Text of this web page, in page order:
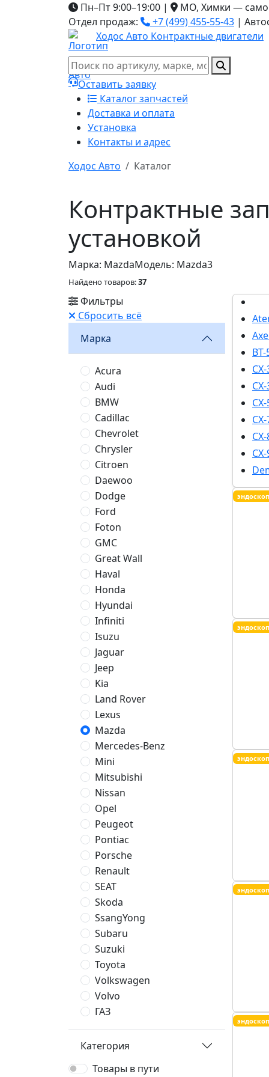
Пн–Пт 9:00–19:00 |
МО, Химки —
Отдел продаж:
+7 (499) 455-55-43 |
Ходос Авто Контрактные двигатели
Оставить заявку
Каталог запчастей
Доставка и оплата
Установка
Контакты и адрес
Ходос Авто
Каталог
Контрактные
установкой
Марка: MazdaМодель: Mazda3
Найдено товаров:37
Фильтры
Сбросить всё
Марка
Acura
Audi
BMW
Cadillac
Chevrolet
Chrysler
Citroen
Daewoo
Dodge
Ford
Foton
GMC
Great Wall
Haval
Honda
Hyundai
Infiniti
Isuzu
Jaguar
Jeep
Kia
Land Rover
Lexus
Mazda
Mercedes-Benz
Mini
Mitsubishi
Nissan
Opel
Peugeot
Pontiac
Porsche
Renault
SEAT
Skoda
SsangYong
Subaru
Suzuki
Toyota
Volkswagen
Volvo
ГАЗ
Категория
Товары в пути